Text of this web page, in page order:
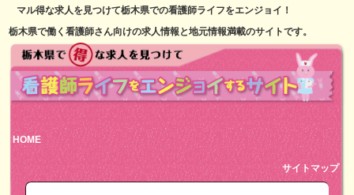
マル得な求人を見つけて栃木県での看護師ライフをエンジョイ！
栃木県で働く看護師さん向けの求人情報と地元情報満載のサイトです。
HOME
サイトマップ